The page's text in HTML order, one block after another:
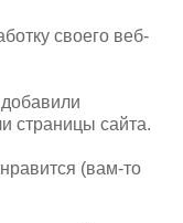
своего веб-
страницы сайта.
(вам-то